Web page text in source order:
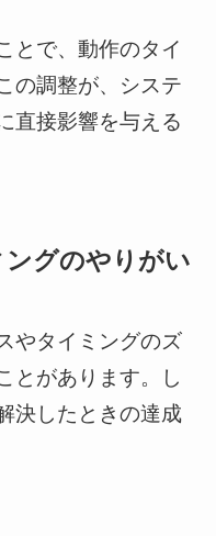
とで、動作のタイ
の調整が、システ
直接影響を与える
ングのやりがい
やタイミングのズ
とがあります。し
決したときの達成